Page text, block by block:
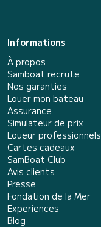
Informations
À propos
Samboat recrute
Nos garanties
Louer mon bateau
Assurance
Simulateur de prix
Loueur professionnels
Cartes cadeaux
SamBoat Club
Avis clients
Presse
Fondation de la Mer
Experiences
Blog